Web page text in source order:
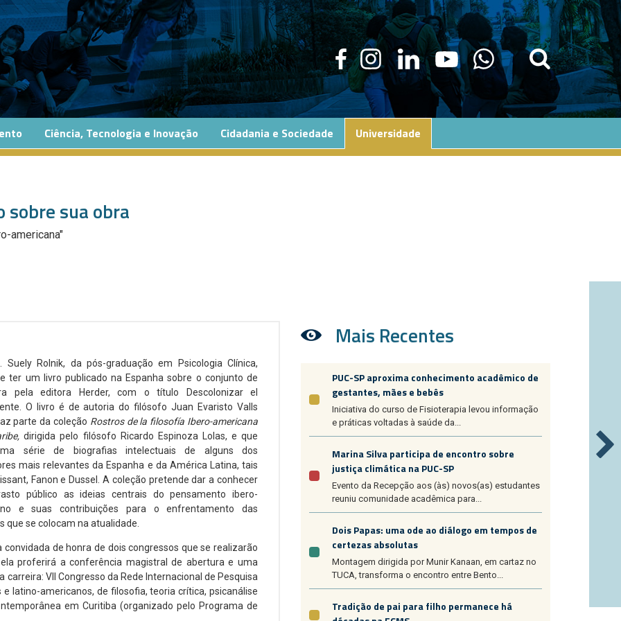
Ciência, Tecnologia e Inovação Cidadania e Sociedade Universidade
sobre sua obra
americana"
Suely Rolnik, da pós-graduação em Psicologia Clínica,
ter um livro publicado na Espanha sobre o conjunto de
pela editora Herder, com o título Descolonizar el
O livro é de autoria do filósofo Juan Evaristo Valls
parte da coleção Rostros de la filosofía Ibero-americana
dirigida pelo filósofo Ricardo Espinoza Lolas, e que
série de biografias intelectuais de alguns dos
mais relevantes da Espanha e da América Latina, tais
Fanon e Dussel. A coleção pretende dar a conhecer
público as ideias centrais do pensamento ibero-
e suas contribuições para o enfrentamento das
que se colocam na atualidade.
de honra de dois congressos que se realizarão
proferirá a conferência magistral de abertura e uma
VII Congresso da Rede Internacional de Pesquisa
latino-americanos, de filosofia, teoria crítica, psicanálise
em Curitiba (organizado pelo Programa de
Mais Recentes
PUC-SP aproxima conhecimento acadêmico de
gestantes, mães e bebês
Iniciativa do curso de Fisioterapia levou informação
e práticas voltadas à saúde da...
Marina Silva participa de encontro sobre
justiça climática na PUC-SP
Evento da Recepção aos (às) novos(as) estudantes
reuniu comunidade acadêmica para...
Dois Papas: uma ode ao diálogo em tempos de
certezas absolutas
Montagem dirigida por Munir Kanaan, em cartaz no
TUCA, transforma o encontro entre Bento...
Tradição de pai para filho permanece há